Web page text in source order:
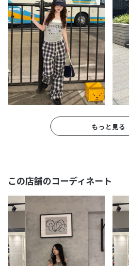
もっと見る
この店舗のコーディネート